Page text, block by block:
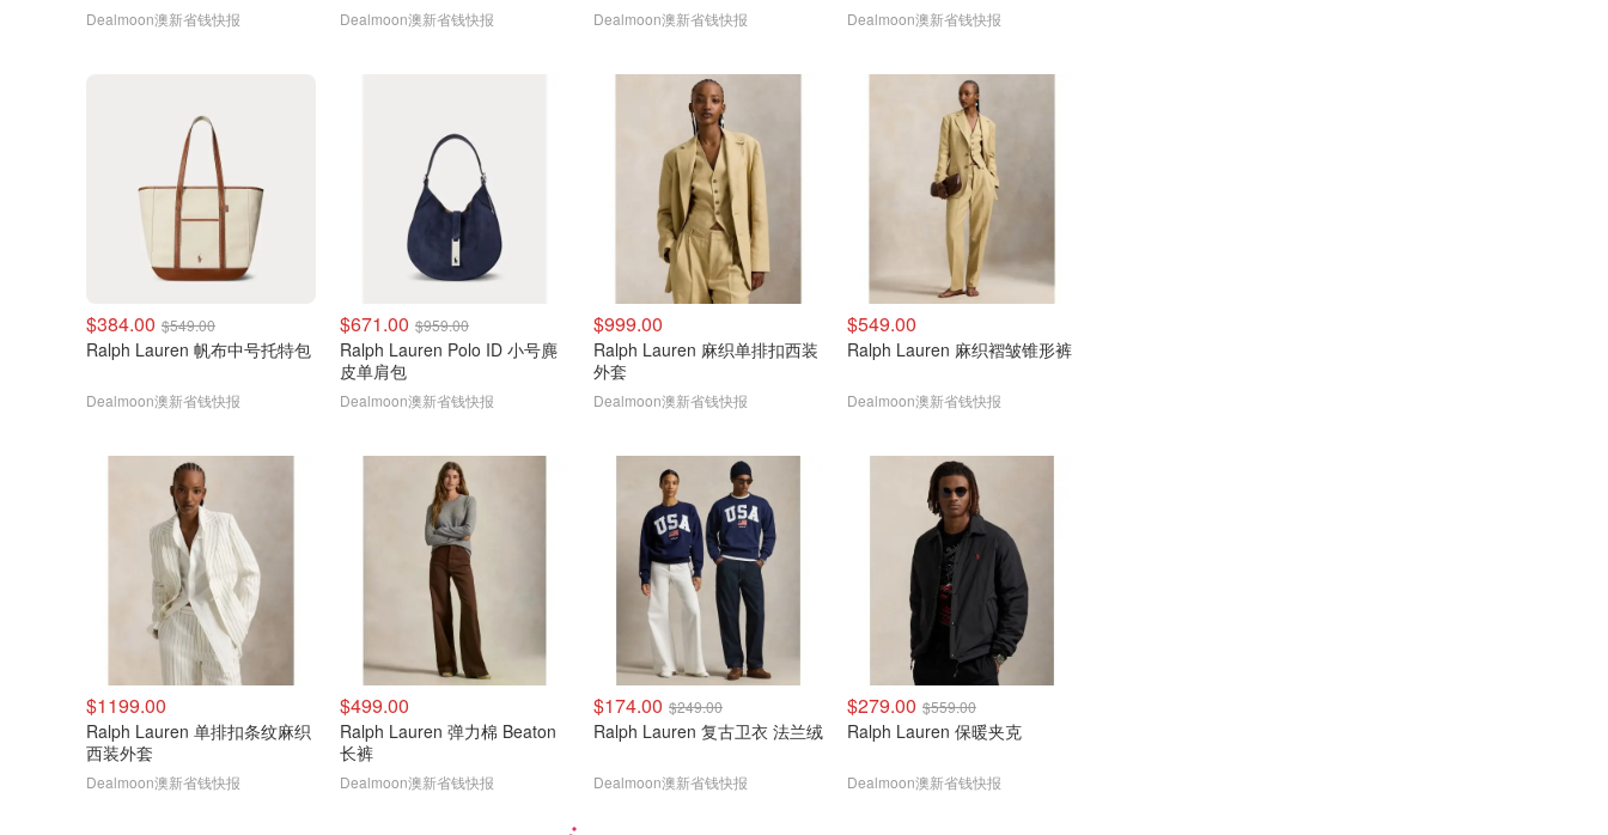
Dealmoon澳新省钱快报 Dealmoon澳新省钱快报 Dealmoon澳新省钱快报 Dealmoon澳新省钱快报
$384.00 $549.00
Ralph Lauren 帆布中号托特包
Dealmoon澳新省钱快报
$671.00 $959.00
Ralph Lauren Polo ID 小号麂
皮单肩包
Dealmoon澳新省钱快报
$999.00
Ralph Lauren 麻织单排扣西装
外套
Dealmoon澳新省钱快报
$549.00
Ralph Lauren 麻织褶皱锥形裤
Dealmoon澳新省钱快报
$1199.00
Ralph Lauren 单排扣条纹麻织
西装外套
Dealmoon澳新省钱快报
$499.00
Ralph Lauren 弹力棉 Beaton
长裤
Dealmoon澳新省钱快报
$174.00 $249.00
Ralph Lauren 复古卫衣 法兰绒
Dealmoon澳新省钱快报
$279.00 $559.00
Ralph Lauren 保暖夹克
Dealmoon澳新省钱快报